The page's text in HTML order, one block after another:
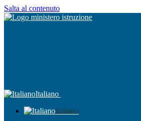
Salta al contenuto
Italiano
Italiano